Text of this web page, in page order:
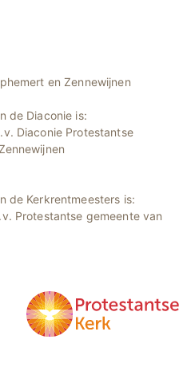
en Zennewijnen
de Diaconie is:
Diaconie Protestantse
de Kerkrentmeesters is:
Protestantse gemeente van